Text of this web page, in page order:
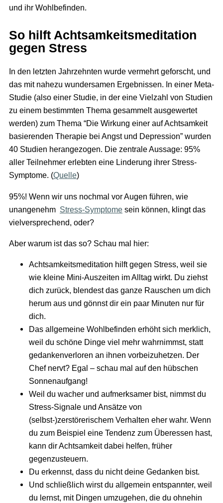
und ihr Wohlbefinden.
So hilft Achtsamkeitsmeditation
gegen Stress
In den letzten Jahrzehnten wurde vermehrt geforscht, und
das mit nahezu wundersamen Ergebnissen. In einer Meta-
Studie (also einer Studie, in der eine Vielzahl von Studien
zu einem bestimmten Thema gesammelt ausgewertet
werden) zum Thema “Die Wirkung einer auf Achtsamkeit
basierenden Therapie bei Angst und Depression” wurden
40 Studien herangezogen. Die zentrale Aussage: 95%
aller Teilnehmer erlebten eine Linderung ihrer Stress-
Symptome. (Quelle)
95%! Wenn wir uns nochmal vor Augen führen, wie
unangenehm Stress-Symptome sein können, klingt das
vielversprechend, oder?
Aber warum ist das so? Schau mal hier:
Achtsamkeitsmeditation hilft gegen Stress, weil sie
wie kleine Mini-Auszeiten im Alltag wirkt. Du ziehst
dich zurück, blendest das ganze Rauschen um dich
herum aus und gönnst dir ein paar Minuten nur für
dich.
Das allgemeine Wohlbefinden erhöht sich merklich,
weil du schöne Dinge viel mehr wahrnimmst, statt
gedankenverloren an ihnen vorbeizuhetzen. Der
Chef nervt? Egal – schau mal auf den hübschen
Sonnenaufgang!
Weil du wacher und aufmerksamer bist, nimmst du
Stress-Signale und Ansätze von
(selbst-)zerstörerischem Verhalten eher wahr. Wenn
du zum Beispiel eine Tendenz zum Überessen hast,
kann dir Achtsamkeit dabei helfen, früher
gegenzusteuern.
Du erkennst, dass du nicht deine Gedanken bist.
Und schließlich wirst du allgemein entspannter, weil
du lernst, mit Dingen umzugehen, die du ohnehin